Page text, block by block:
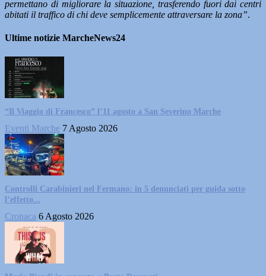
permettano di migliorare la situazione, trasferendo fuori dai centri
abitati il traffico di chi deve semplicemente attraversare la zona”.
Ultime notizie MarcheNews24
“Il Viaggio di Francesco” l’11 agosto a San Severino Marche
Eventi Marche 7 Agosto 2026
Controlli Carabinieri nel Fermano: in 5 denunciati per guida sotto
l’effetto...
Cronaca 6 Agosto 2026